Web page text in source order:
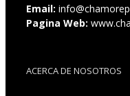
Email:
Pagina Web:
ACERCA DE NOSOTROS